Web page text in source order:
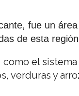
fue un
de esta
el
verduras y